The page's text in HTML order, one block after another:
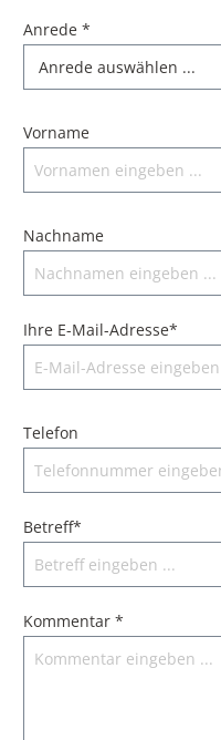
Anrede *
Vorname
Nachname
Ihre E-Mail-Adresse*
Telefon
Betreff*
Kommentar *